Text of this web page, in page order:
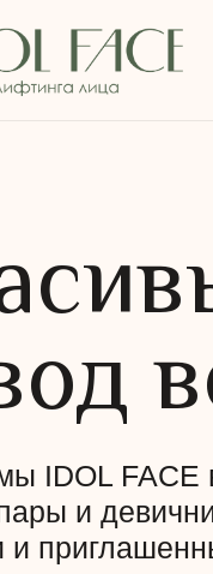
IDOL FACE
и
и